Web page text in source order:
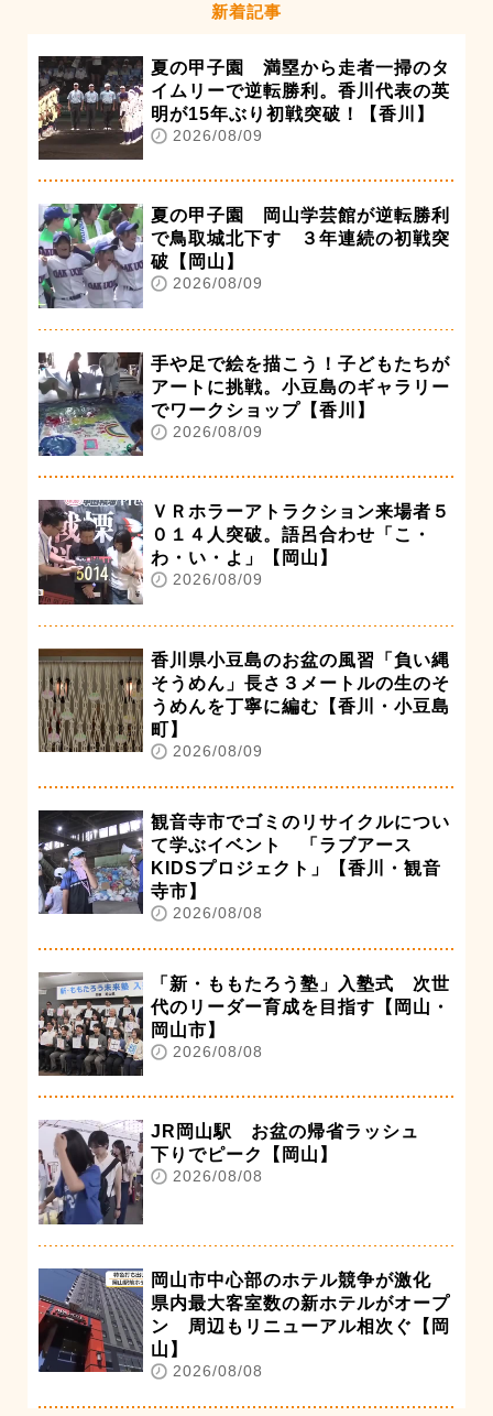
新着記事
夏の甲子園 満塁から走者一掃のタ
イムリーで逆転勝利。香川代表の英
明が15年ぶり初戦突破！【香川】
2026/08/09
夏の甲子園 岡山学芸館が逆転勝利
で鳥取城北下す ３年連続の初戦突
破【岡山】
2026/08/09
手や足で絵を描こう！子どもたちが
アートに挑戦。小豆島のギャラリー
でワークショップ【香川】
2026/08/09
ＶＲホラーアトラクション来場者５
０１４人突破。語呂合わせ「こ・
わ・い・よ」【岡山】
2026/08/09
香川県小豆島のお盆の風習「負い縄
そうめん」長さ３メートルの生のそ
うめんを丁寧に編む【香川・小豆島
町】
2026/08/09
観音寺市でゴミのリサイクルについ
て学ぶイベント 「ラブアース
KIDSプロジェクト」【香川・観音
寺市】
2026/08/08
「新・ももたろう塾」入塾式 次世
代のリーダー育成を目指す【岡山・
岡山市】
2026/08/08
JR岡山駅 お盆の帰省ラッシュ
下りでピーク【岡山】
2026/08/08
岡山市中心部のホテル競争が激化
県内最大客室数の新ホテルがオープ
ン 周辺もリニューアル相次ぐ【岡
山】
2026/08/08